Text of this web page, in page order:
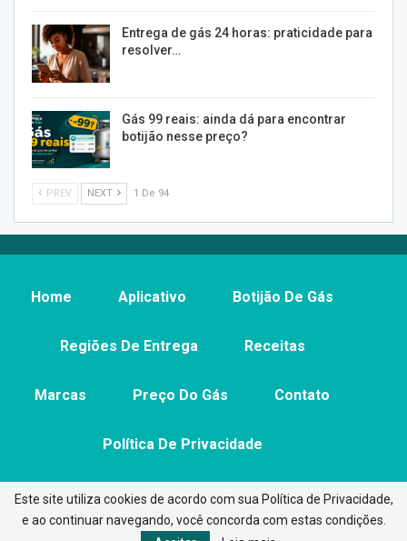
Entrega de gás 24 horas: praticidade para
resolver…
Gás 99 reais: ainda dá para encontrar
botijão nesse preço?
PREV NEXT 1 De 94
Home Aplicativo Botijão De Gás
Regiões De Entrega Receitas
Marcas Preço Do Gás Contato
Política De Privacidade
© 2026 - Aplicativo Preço do Gás. All Rights Reserved.
Este site utiliza cookies de acordo com sua Política de Privacidade,
e ao continuar navegando, você concorda com estas condições.